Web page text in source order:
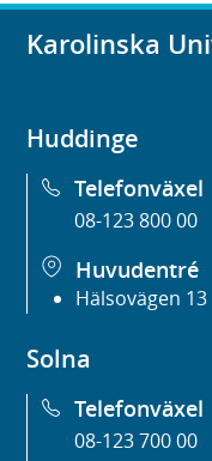
Karolinska
Huddinge
Telefonväxel
08-123 800 00
Huvudentré
Hälsovägen 13
Solna
Telefonväxel
08-123 700 00